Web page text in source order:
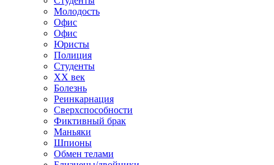
Молодость
Офис
Офис
Юристы
Полиция
Студенты
ХХ век
Болезнь
Реинкарнация
Сверхспособности
Фиктивный брак
Маньяки
Шпионы
Обмен телами